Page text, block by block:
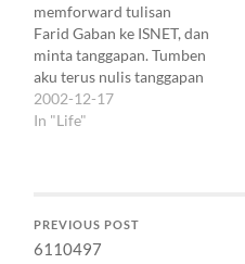
memforward tulisan
Farid Gaban ke ISNET, dan
minta tanggapan. Tumben
aku terus nulis tanggapan
lagi. Bagian awalnya
nggak beda sama yang
beberapa orang, termasuk
Nurcholis Madjid,
2002-12-17
In "Life"
PREVIOUS POST
6110497